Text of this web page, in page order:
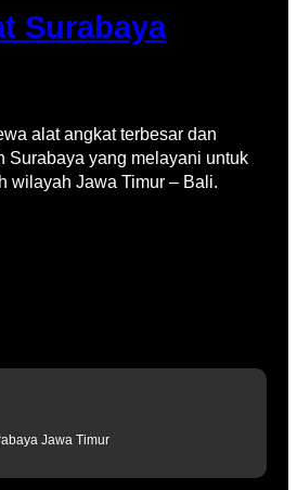
Surabaya
alat angkat terbesar dan
Surabaya yang melayani untuk
wilayah Jawa Timur – Bali.
Jawa Timur